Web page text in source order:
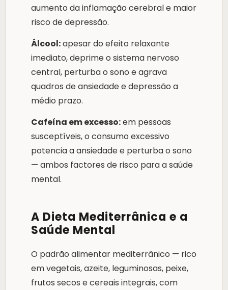
aumento da inflamação cerebral e maior
risco de depressão.
Álcool:apesar do efeito relaxante
imediato, deprime o sistema nervoso
central, perturba o sono e agrava
quadros de ansiedade e depressão a
médio prazo.
Cafeína em excesso:em pessoas
susceptíveis, o consumo excessivo
potencia a ansiedade e perturba o sono
— ambos factores de risco para a saúde
mental.
A Dieta Mediterrânica e a
Saúde Mental
O padrão alimentar mediterrânico — rico
em vegetais, azeite, leguminosas, peixe,
frutos secos e cereais integrais, com